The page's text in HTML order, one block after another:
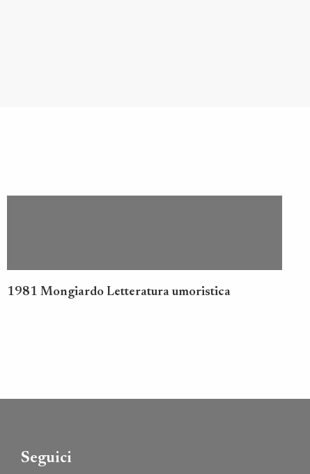
1981 Mongiardo Letteratura umoristica
Seguici